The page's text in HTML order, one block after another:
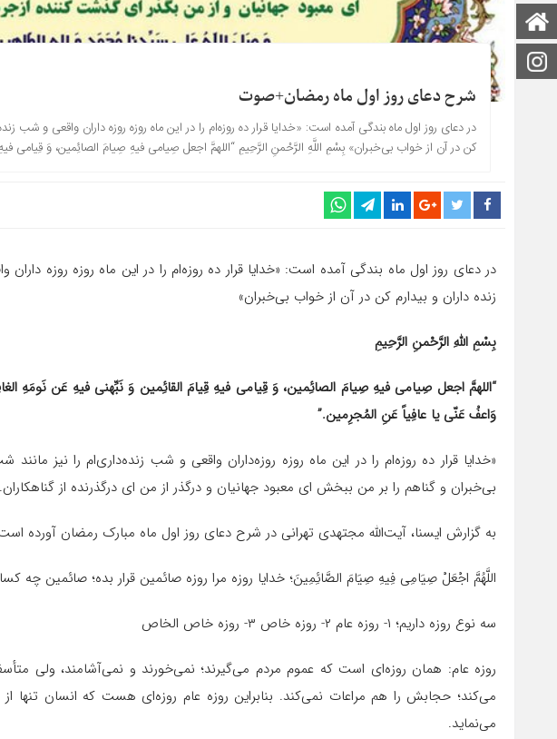
صفحه اصلی
اینستاگرام
شرح دعای روز اول ماه رمضان+صوت
در دعای روز اول ماه بندگی آمده است: «خدایا قرار ده روزه‌ام را در این ماه روزه روزه‌ داران واقعی و شب
کن در آن از خواب بی‌خبران» بِسْمِ اللَّهِ الرَّحْمنِ الرَّحِیمِ‌ “اللهمَّ اجعل صِیامی فیهِ صِیامَ الصائِمین، وَ قِیامی
در دعای روز اول ماه بندگی آمده است: «خدایا قرار ده روزه‌ام را در این ماه روزه روزه‌
زنده ‌داران و بیدارم کن در آن از خواب بی‌خبران»
بِسْمِ اللَّهِ الرَّحْمنِ الرَّحِیمِ‌
“اللهمَّ اجعل صِیامی فیهِ صِیامَ الصائِمین، وَ قِیامی فیهِ قِیامَ القائِمین وَ نَبِّهنی فیهِ عَن نَومَهِ
وَاعفُ عَنّی یا عافِیاً عَنِ المُجرِمین.”
«خدایا قرار ده روزه‌ام را در این ماه روزه روزه‌داران واقعی و شب زنده‌داری‌ام را نیز
بی‌خبران و گناهم را بر من ببخش ای معبود جهانیان و درگذر از من ای درگذرنده از
به گزارش ایسنا، آیت‌الله مجتهدی تهرانی در شرح دعای روز اول ماه مبارک رمضان آورده
اللَّهُمَّ اجْعَلْ صِیَامِی فِیهِ صِیَامَ الصَّائِمِینَ؛ خدایا روزه مرا روزه صائمین قرار بده؛ صائمین چه
سه نوع روزه داریم؛ ۱- روزه عام ۲- روزه خاص ۳- روزه خاص الخاص
روزه عام: همان روزه‌ای است که عموم مردم می‌گیرند؛ نمی‌خورند و نمی‌آشامند، ولی
می‌کند؛ حجابش را هم مراعات نمی‌کند. بنابراین روزه عام روزه‌ای هست که انسان تنها
می‌نماید.